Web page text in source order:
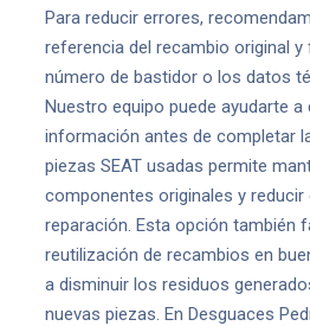
Para reducir errores,
referencia del recambio original
número de bastidor o los datos
Nuestro equipo puede ayudarte
información antes de completar
piezas SEAT usadas permite
componentes originales y reducir
reparación. Esta opción también
reutilización de recambios en
a disminuir los residuos
nuevas piezas. En Desguaces